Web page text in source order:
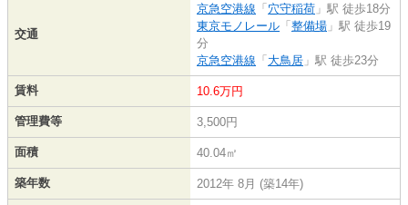
交通
京急空港線 「 穴守稲荷 」駅 徒歩18分
東京モノレール 「 整備場 」駅 徒歩19
分
京急空港線 「 大鳥居 」駅 徒歩23分
賃料 10.6万円
管理費等 3,500円
面積 40.04㎡
築年数 2012年 8月 (築14年)